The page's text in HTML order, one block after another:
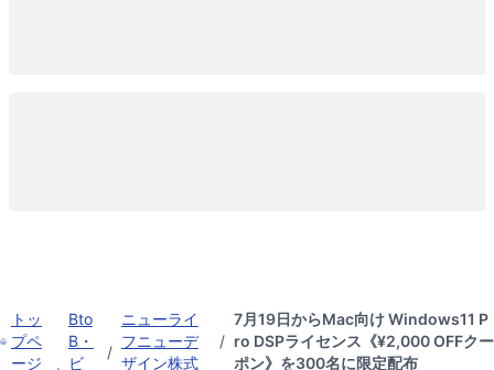
トッ
プペ
ージ
Bto
B・
ビ
/
ニューライ
フニューデ
ザイン株式
/
7月19日からMac向け Windows11 P
ro DSPライセンス《¥2,000 OFFクー
ポン》を300名に限定配布